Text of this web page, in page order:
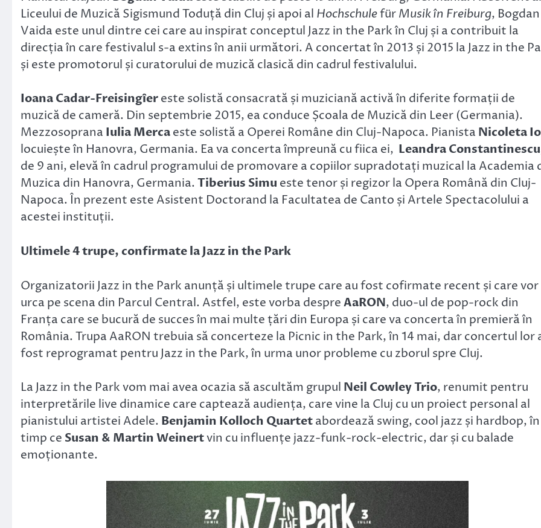
Liceului de Muzică Sigismund Toduță din Cluj și apoi al HochschulefürMusik în Freiburg, Bogdan
Vaida este unul dintre cei care au inspirat conceptul Jazz in the Park în Cluj și a contribuit la
direcția în care festivalul s-a extins în anii următori. A concertat în 2013 și 2015 la Jazz in the
și este promotorul și curatorului de muzică clasică din cadrul festivalului.
Ioana Cadar-Freisingîereste solistă consacrată și muziciană activă în diferite formații de
muzică de cameră. Din septembrie 2015, ea conduce Școala de Muzică din Leer (Germania).
Mezzosoprana Iulia Mercaeste solistă a Operei Române din Cluj-Napoca. Pianista Nicoleta
locuiește în Hanovra, Germania. Ea va concerta împreună cu fiica ei, Leandra Constantinescu
de 9 ani, elevă în cadrul programului de promovare a copiilor supradotați muzical la Academia
Muzica din Hanovra, Germania.Tiberius Simu este tenor și regizor la Opera Română din Cluj-
Napoca. În prezent este Asistent Doctorand la Facultatea de Canto și Artele Spectacolului a
acestei instituții.
Ultimele 4 trupe, confirmate la Jazz in the Park
Organizatorii Jazz in the Park anunță și ultimele trupe care au fost cofirmate recent și care vor
urca pe scena din Parcul Central. Astfel, este vorba despreAaRON, duo-ul de pop-rock din
Franța care se bucură de succes în mai multe țări din Europa și care va concerta în premieră în
România. Trupa AaRON trebuia să concerteze la Picnic in the Park, în 14 mai, dar concertul lor
fost reprogramat pentru Jazz in the Park, în urma unor probleme cu zborul spre Cluj.
La Jazz in the Park vom mai avea ocazia să ascultăm grupul Neil Cowley Trio, renumit pentru
interpretările live dinamice care captează audiența, care vine la Cluj cu un proiect personal al
pianistului artistei Adele. Benjamin Kolloch Quartetabordează swing, cool jazz și hardbop, în
timp ce Susan & Martin Weinertvin cu influențe jazz-funk-rock-electric, dar și cu balade
emoționante.